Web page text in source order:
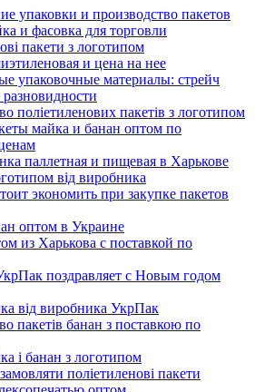
упаковки и производство пакетов
и фасовка для торговли
пакети з логотипом
и цена на нее
упаковочные материалы: стрейч
поліетиленових пакетів з логотипом
майка и банан оптом по
паллетная и пищевая в Харькове
від виробника
экономить при закупке пакетов
оптом в Украине
из Харькова с поставкой по
поздравляет с Новым годом
від виробника УкрПак
пакетів банан з поставкою по
і банан з логотипом
поліетиленові пакети